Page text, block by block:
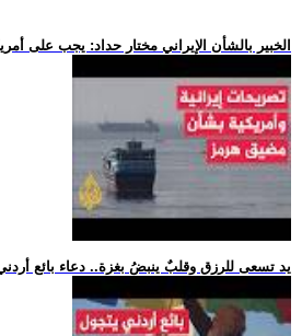
.. الخبير بالشأن الإيراني مختار حداد: يجب على
.. يد تسعى للرزق وقلبٌ ينبضُ بغزة.. دعاء بائع